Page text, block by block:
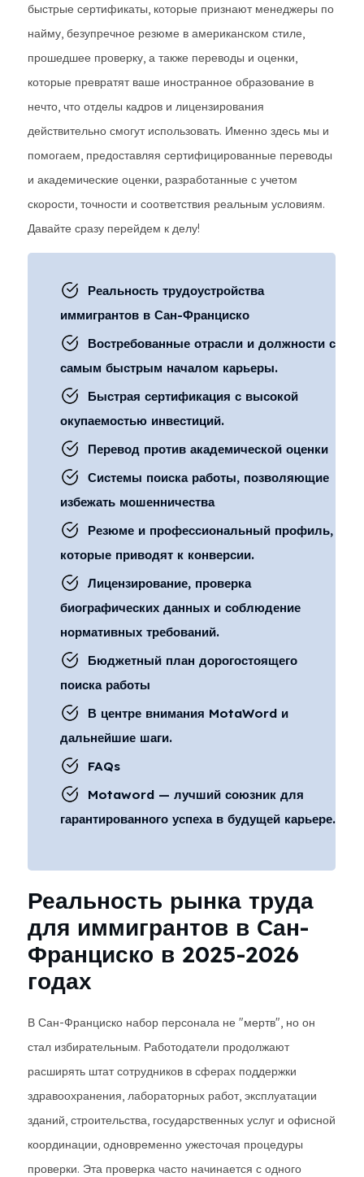
быстрые сертификаты, которые признают менеджеры по
найму, безупречное резюме в американском стиле,
прошедшее проверку, а также переводы и оценки,
которые превратят ваше иностранное образование в
нечто, что отделы кадров и лицензирования
действительно смогут использовать. Именно здесь мы и
помогаем, предоставляя сертифицированные переводы
и академические оценки, разработанные с учетом
скорости, точности и соответствия реальным условиям.
Давайте сразу перейдем к делу!
Реальность трудоустройства
иммигрантов в Сан-Франциско
Востребованные отрасли и должности с
самым быстрым началом карьеры.
Быстрая сертификация с высокой
окупаемостью инвестиций.
Перевод против академической оценки
Системы поиска работы, позволяющие
избежать мошенничества
Резюме и профессиональный профиль,
которые приводят к конверсии.
Лицензирование, проверка
биографических данных и соблюдение
нормативных требований.
Бюджетный план дорогостоящего
поиска работы
В центре внимания MotaWord и
дальнейшие шаги.
FAQs
Motaword — лучший союзник для
гарантированного успеха в будущей карьере.
Реальность рынка труда
для иммигрантов в Сан-
Франциско в 2025-2026
годах
В Сан-Франциско набор персонала не "мертв", но он
стал избирательным. Работодатели продолжают
расширять штат сотрудников в сферах поддержки
здравоохранения, лабораторных работ, эксплуатации
зданий, строительства, государственных услуг и офисной
координации, одновременно ужесточая процедуры
проверки. Эта проверка часто начинается с одного